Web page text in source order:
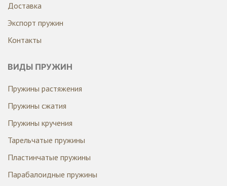
Доставка
Экспорт пружин
Контакты
ВИДЫ ПРУЖИН
Пружины растяжения
Пружины сжатия
Пружины кручения
Тарельчатые пружины
Пластинчатые пружины
Парабалоидные пружины